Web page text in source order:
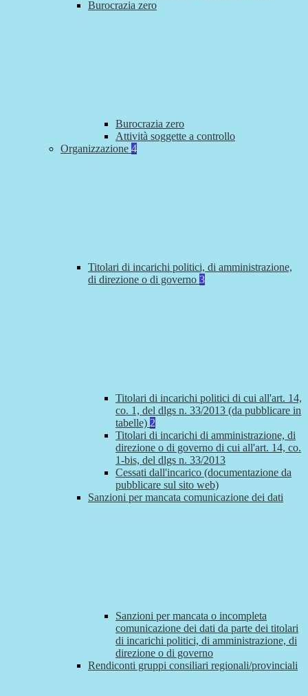
Burocrazia zero
Burocrazia zero
Attività soggette a controllo
Organizzazione 4
Titolari di incarichi politici, di amministrazione,
di direzione o di governo 3
Titolari di incarichi politici di cui all'art. 14,
co. 1, del dlgs n. 33/2013 (da pubblicare in
tabelle) 2
Titolari di incarichi di amministrazione, di
direzione o di governo di cui all'art. 14, co.
1-bis, del dlgs n. 33/2013
Cessati dall'incarico (documentazione da
pubblicare sul sito web)
Sanzioni per mancata comunicazione dei dati
Sanzioni per mancata o incompleta
comunicazione dei dati da parte dei titolari
di incarichi politici, di amministrazione, di
direzione o di governo
Rendiconti gruppi consiliari regionali/provinciali